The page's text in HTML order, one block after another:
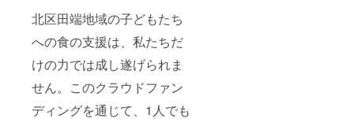
北区田端地域の子どもたち
への食の支援は、私たちだ
けの力では成し遂げられま
せん。このクラウドファン
ディングを通じて、1人でも